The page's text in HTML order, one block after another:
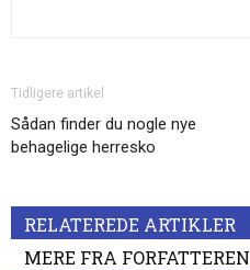
Tidligere artikel
Sådan finder du nogle nye
behagelige herresko
RELATEREDE ARTIKLER
MERE FRA FORFATTEREN